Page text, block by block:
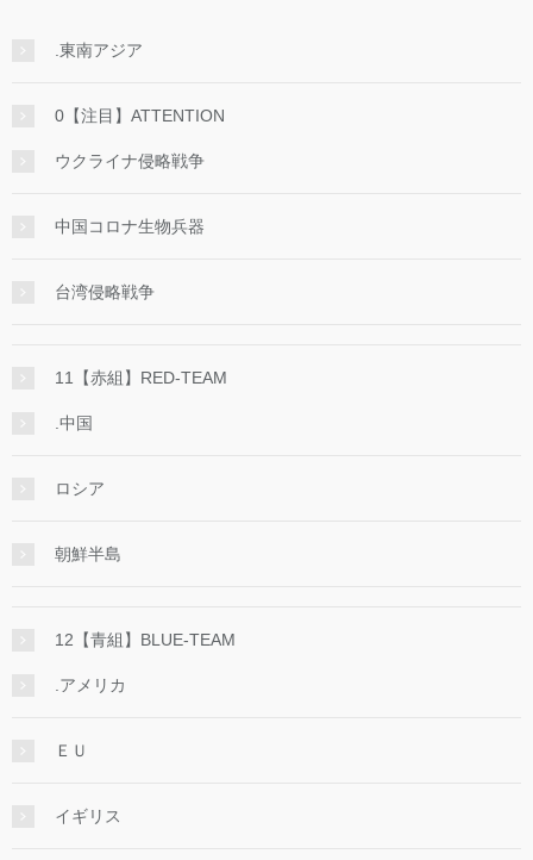
.東南アジア
0【注目】ATTENTION
ウクライナ侵略戦争
中国コロナ生物兵器
台湾侵略戦争
11【赤組】RED-TEAM
.中国
ロシア
朝鮮半島
12【青組】BLUE-TEAM
.アメリカ
ＥＵ
イギリス